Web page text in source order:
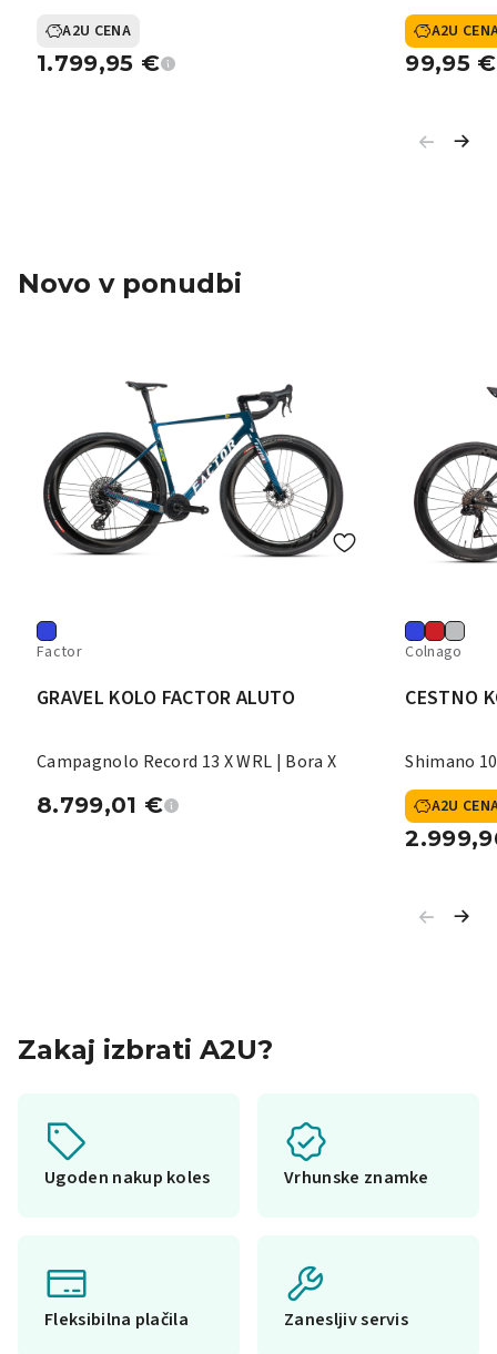
A2U CENA
1.799,95 €
A2U
99,95 €
Novo v ponudbi
Factor
GRAVEL KOLO FACTOR ALUTO
Campagnolo Record 13 X WRL | Bora X
8.799,01 €
Colnago
CESTNO
Shimano
A2U
Zakaj izbrati A2U?
Ugoden nakup koles Vrhunske znamke
Fleksibilna plačila Zanesljiv servis